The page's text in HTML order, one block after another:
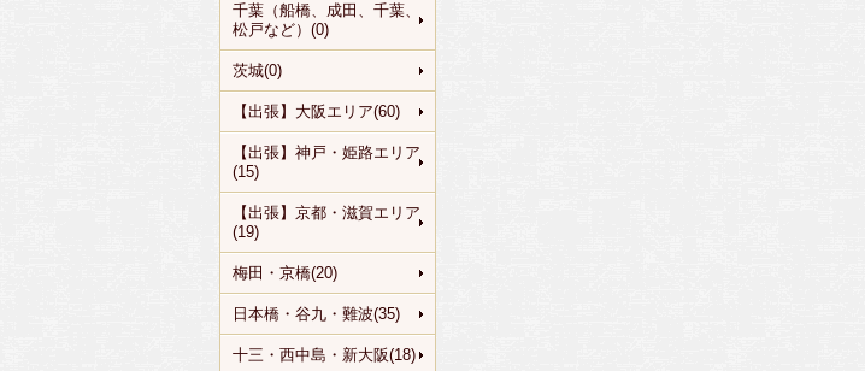
千葉（船橋、成田、千葉、
松戸など）(0)
茨城(0)
【出張】大阪エリア(60)
【出張】神戸・姫路エリア
(15)
【出張】京都・滋賀エリア
(19)
梅田・京橋(20)
日本橋・谷九・難波(35)
十三・西中島・新大阪(18)